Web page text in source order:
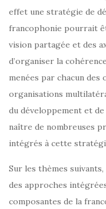
effet une stratégie de
francophonie pourrait
vision partagée et des
d’organiser la
menées par chacun
organisations
du développement et
naître de nombreuses
intégrés à cette
Sur les thèmes
des approches
composantes de la